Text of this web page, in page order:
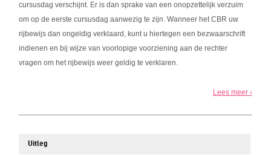
cursusdag verschijnt. Er is dan sprake van een onopzettelijk verzuim
om op de eerste cursusdag aanwezig te zijn. Wanneer het CBR uw
rijbewijs dan ongeldig verklaard, kunt u hiertegen een bezwaarschrift
indienen en bij wijze van voorlopige voorziening aan de rechter
vragen om het rijbewijs weer geldig te verklaren.
Lees meer ›
Uitleg